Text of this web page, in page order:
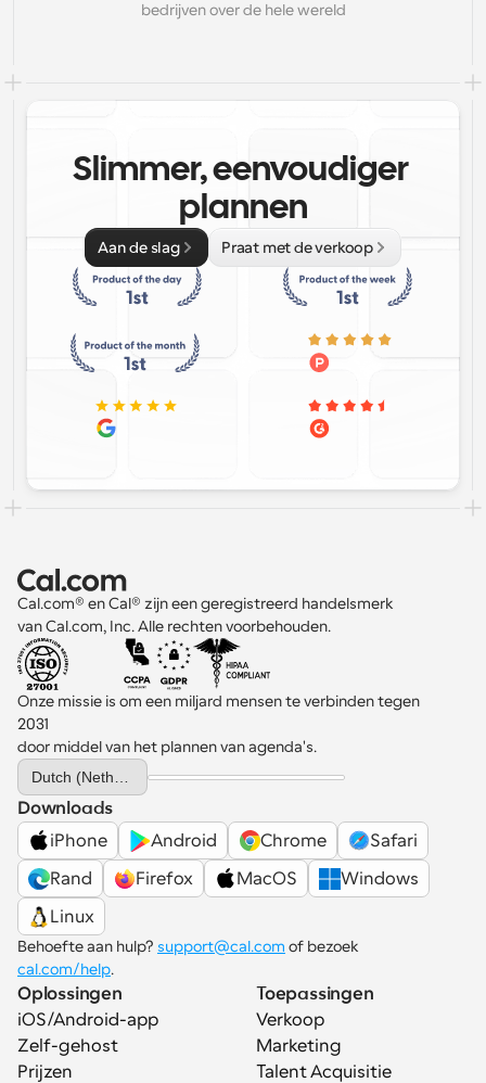
bedrijven over de hele wereld
Slimmer, eenvoudiger
plannen
Aan de slag Praat met de verkoop
Cal.com® en Cal® zijn een geregistreerd handelsmerk
van Cal.com, Inc. Alle rechten voorbehouden.
Onze missie is om een miljard mensen te verbinden tegen
2031
door middel van het plannen van agenda's.
Select Language
Downloads
iPhone
Android Chrome
Safari
Rand
Firefox MacOS
Windows
Linux
Behoefte aan hulp? support@cal.com
cal.com/help.
Oplossingen
iOS/Android-app
Zelf-gehost
Prijzen
Toepassingen
Verkoop
Marketing
Talent Acquisitie